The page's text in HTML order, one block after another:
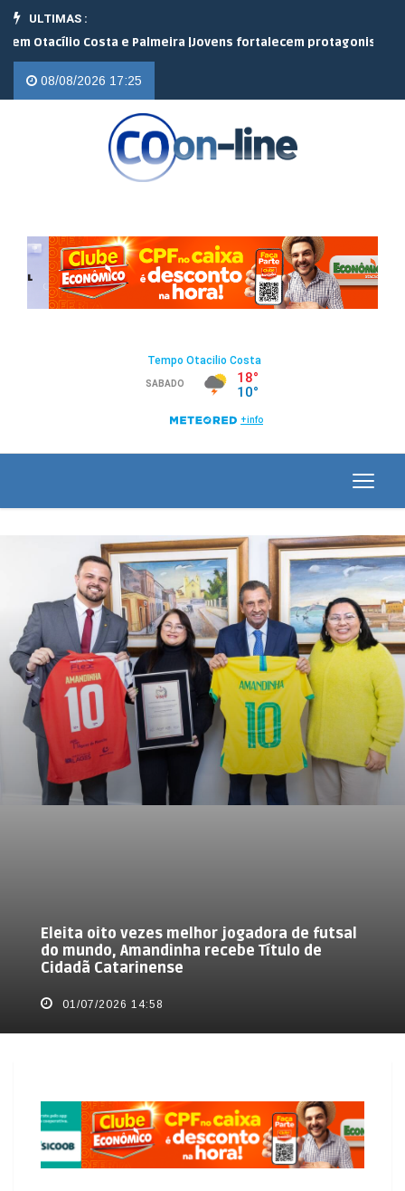
ULTIMAS :
Costa e Palmeira |Jovens fortalecem protagonismo no
08/08/2026 17:25
Eleita oito vezes melhor jogadora de futsal
do mundo, Amandinha recebe Título de
Cidadã Catarinense
01/07/2026 14:58